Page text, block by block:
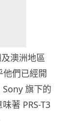
澳洲地區
們已經開
旗下的
著 PRS-T3